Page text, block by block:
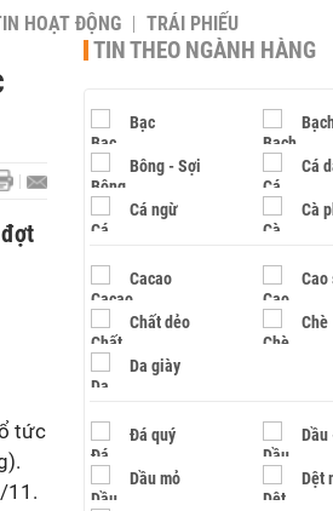
HOẠT ĐỘNG TRÁI PHIẾU
tức
11.
TIN THEO NGÀNH HÀNG
Bạc
Bông - Sợi Cá
Cá ngừ Cà
Cacao Cao
Chất dẻo Chè
Da giày
Đá quý Dầu
Dầu mỏ Dệt